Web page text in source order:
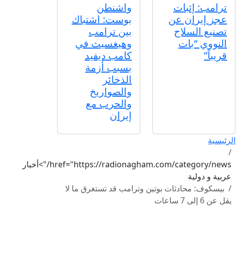
ترامب: إثبات
عجز إيران عن
تصنيع السلاح
النووي “بات
قريباً”
واشنطن
بوست: اشتباك
بين ترامب
وهيغسيث في
كامب ديفيد
بسبب أزمة
الذخائر
والصواريخ
والحرب مع
إيران
الرئيسية
href="https://radionagham.com/category/news/">أخبار
عربية و دولية
بيسكوف: محادثات بوتين وترامب قد تستغرق ما لا
يقل عن 6 إلى 7 ساعات